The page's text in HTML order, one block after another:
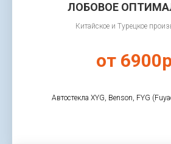
ЛОБОВОЕ
Китайское и Турецкое
от
Автостекла XYG, Benson, FYG